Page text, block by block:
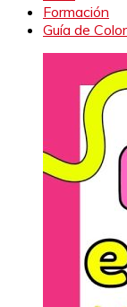
Formación
Guía de